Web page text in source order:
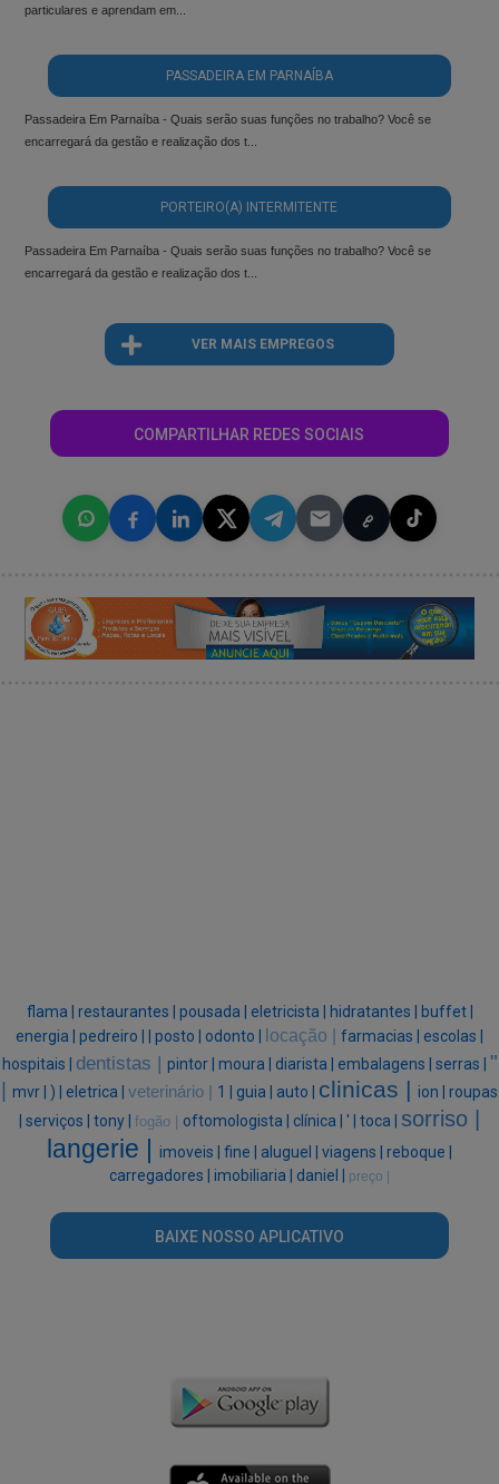
particulares e aprendam em...
PASSADEIRA EM PARNAÍBA
Passadeira Em Parnaíba - Quais serão suas funções no trabalho? Você se
encarregará da gestão e realização dos t...
PORTEIRO(A) INTERMITENTE
Passadeira Em Parnaíba - Quais serão suas funções no trabalho? Você se
encarregará da gestão e realização dos t...
VER MAIS EMPREGOS
COMPARTILHAR REDES SOCIAIS
flama | restaurantes | pousada | eletricista | hidratantes |
buffet |
energia | pedreiro | posto | odonto | locação | farmacias | escolas |
hospitais | dentistas | pintor | moura | diarista | embalagens | serras | "
mvr | ) | eletrica | veterinário | 1 | guia | auto | clinicas | ion | roupas
serviços | tony | fogão | oftomologista | clínica | ' | toca | sorriso |
langerie | imoveis | fine | aluguel | viagens | reboque |
carregadores | imobiliaria | daniel | preço |
BAIXE NOSSO APLICATIVO